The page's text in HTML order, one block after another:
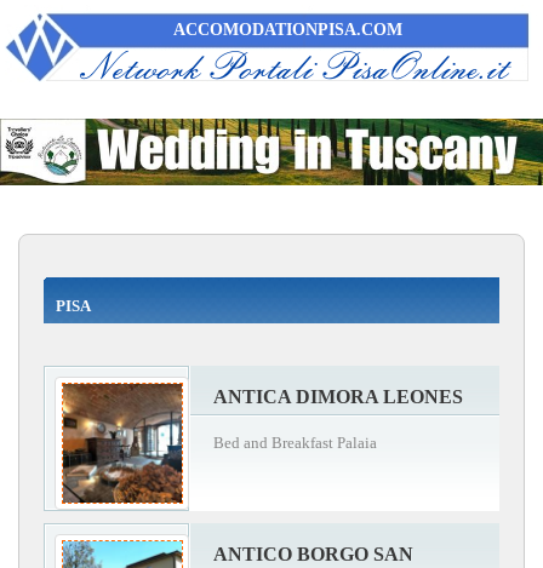
ACCOMODATIONPISA.COM
PISA
ANTICA DIMORA LEONES
Bed and Breakfast Palaia
ANTICO BORGO SAN